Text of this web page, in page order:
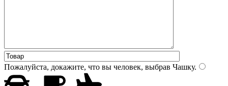
Пожалуйста, докажите, что вы человек, выбрав Чашку.